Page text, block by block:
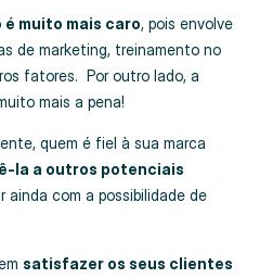
muito mais caro, pois envolve
de marketing, treinamento no
fatores. Por outro lado, a
mais a pena!
quem é fiel à sua marca
la a outros potenciais
ainda com a possibilidade de
satisfazer os seus clientes